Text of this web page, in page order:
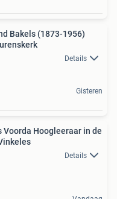
Bakels (1873-1956)
Details
Gisteren
Voorda Hoogleeraar in de
Details